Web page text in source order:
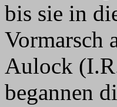
bis sie in
Vormarsch
Aulock
begannen